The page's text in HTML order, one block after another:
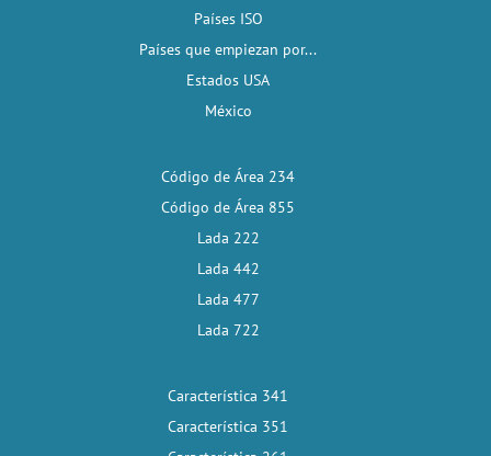
Países ISO
Países que empiezan por...
Estados USA
México
Código de Área 234
Código de Área 855
Lada 222
Lada 442
Lada 477
Lada 722
Característica 341
Característica 351